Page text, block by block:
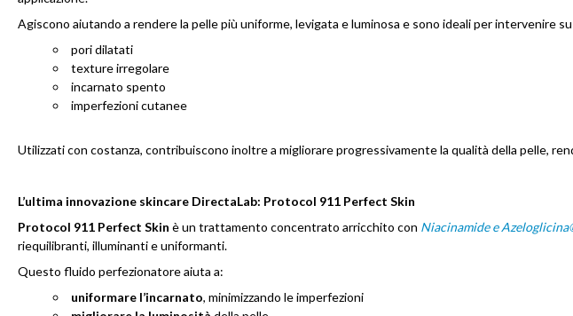
Agiscono aiutando a rendere la pelle più uniforme, levigata e luminosa e sono ideali per intervenire
pori dilatati
texture irregolare
incarnato spento
imperfezioni cutanee
Utilizzati con costanza, contribuiscono inoltre a migliorare progressivamente la qualità della pelle,
L’ultima innovazione skincare DirectaLab: Protocol 911 Perfect Skin
Protocol 911 Perfect Skin è un trattamento concentrato arricchito con Niacinamide e
riequilibranti, illuminanti e uniformanti.
Questo fluido perfezionatore aiuta a:
uniformare l’incarnato, minimizzando le imperfezioni